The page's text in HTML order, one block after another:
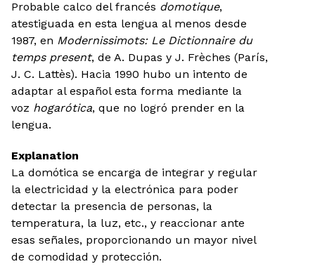
Probable calco del francés domotique,
atestiguada en esta lengua al menos desde
1987, en Modernissimots: Le Dictionnaire du
temps present, de A. Dupas y J. Frèches (París,
J. C. Lattès). Hacia 1990 hubo un intento de
adaptar al español esta forma mediante la
voz hogarótica, que no logró prender en la
lengua.
Explanation
La domótica se encarga de integrar y regular
la electricidad y la electrónica para poder
detectar la presencia de personas, la
temperatura, la luz, etc., y reaccionar ante
esas señales, proporcionando un mayor nivel
de comodidad y protección.